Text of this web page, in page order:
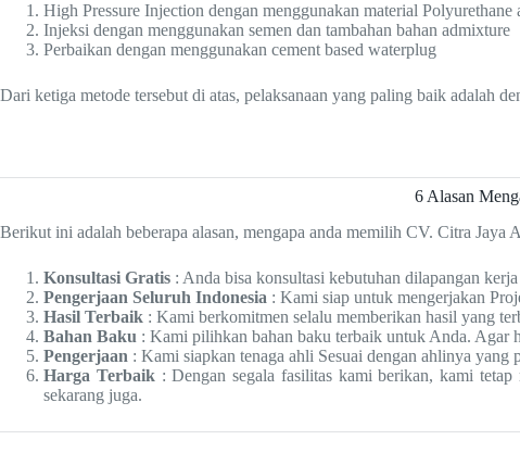
High Pressure Injection dengan menggunakan material Polyurethane
Injeksi dengan menggunakan semen dan tambahan bahan admixture
Perbaikan dengan menggunakan cement based waterplug
Dari ketiga metode tersebut di atas, pelaksanaan yang paling baik adalah
6 Alasan
Berikut ini adalah beberapa alasan, mengapa anda memilih CV. Citra Jaya
Konsultasi Gratis : Anda bisa konsultasi kebutuhan dilapangan
Pengerjaan Seluruh Indonesia : Kami siap untuk mengerjakan
Hasil Terbaik : Kami berkomitmen selalu memberikan hasil yang
Bahan Baku : Kami pilihkan bahan baku terbaik untuk Anda. Agar
Pengerjaan : Kami siapkan tenaga ahli Sesuai dengan ahlinya yang
Harga Terbaik: Dengan segala fasilitas kami berikan, kami tetap
sekarang juga.